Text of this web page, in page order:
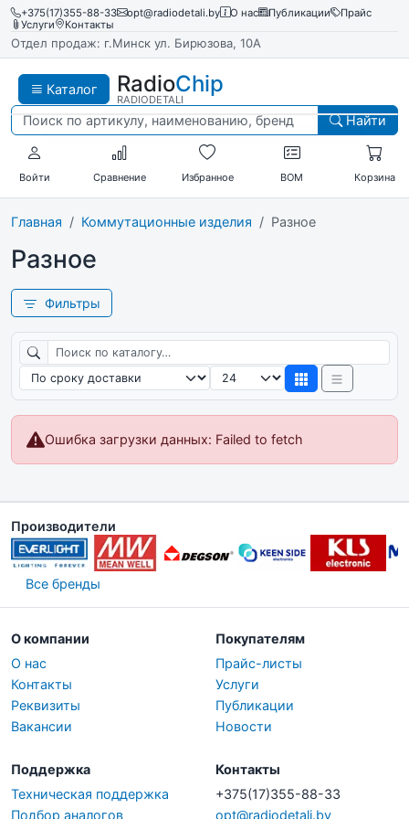
+375(17)355-88-33 opt@radiodetali.by О нас Публикации
Прайс
Услуги
Контакты
Отдел продаж: г.Минск ул. Бирюзова, 10А
Каталог RadioChip
RADIODETALI
Найти
Войти Сравнение Избранное BOM Корзина
Главная Коммутационные изделия Разное
Разное
Фильтры
Поиск по каталогу
Сортировка
Товаров на странице
Ошибка загрузки данных: Failed to fetch
Производители
Все бренды
О компании
О нас
Контакты
Реквизиты
Вакансии
Покупателям
Прайс-листы
Услуги
Публикации
Новости
Поддержка
Техническая поддержка
Подбор аналогов
Контакты
+375(17)355-88-33
opt@radiodetali.by